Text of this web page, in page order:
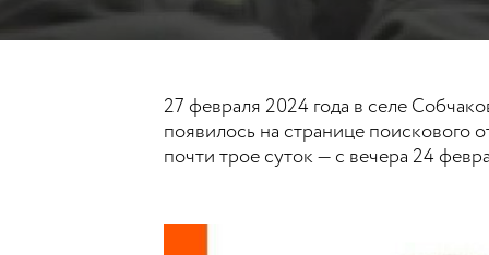
27 февраля 2024 года в селе
появилось на странице поискового
почти трое суток — с вечера 24